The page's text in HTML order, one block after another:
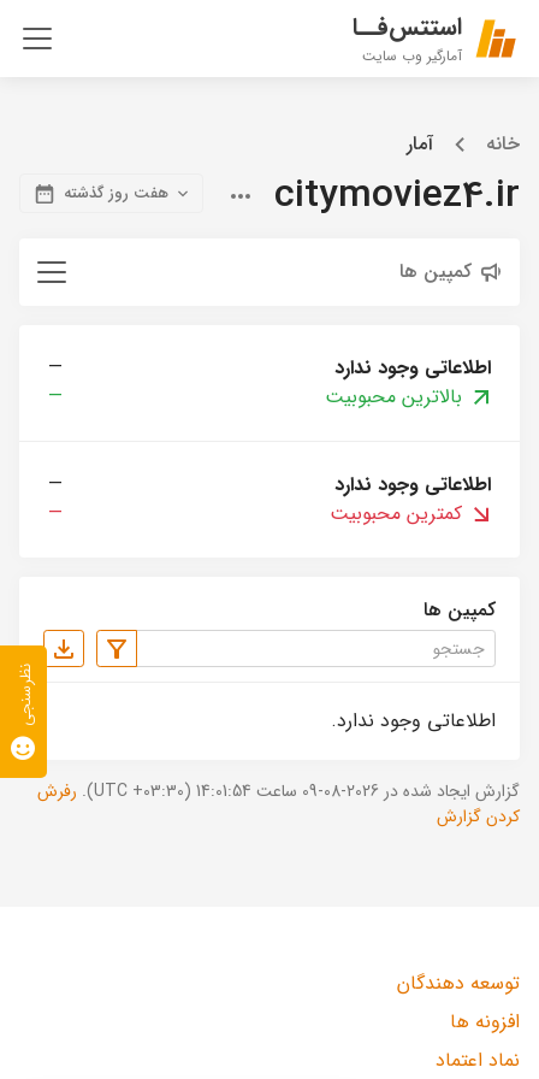
استتس‌فــا
آمارگیر وب سایت
خانه آمار
citymoviez4.ir هفت روز گذشته
کمپین ها
اطلاعاتی وجود ندارد
—
بالاترین محبوبیت
—
اطلاعاتی وجود ندارد
—
کمترین محبوبیت
—
کمپین ها
اطلاعاتی وجود ندارد.
گزارش ایجاد شده در 2026-08-09 ساعت 14:01:54 (UTC +03:30).
رفرش
کردن گزارش
توسعه دهندگان
افزونه ها
نماد اعتماد
نظرسنجی